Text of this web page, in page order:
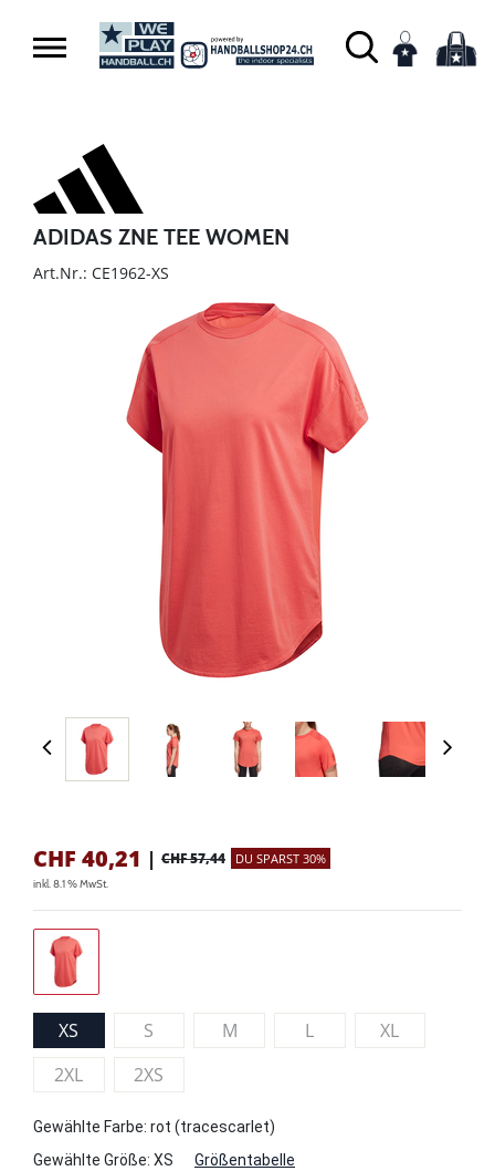
ADIDAS ZNE TEE WOMEN
Art.Nr.: CE1962-XS
CHF 40,21 | CHF 57,44 DU SPARST 30%
inkl. 8.1 % MwSt.
XS S M L
XL
2XL
2XS
Gewählte Farbe: rot (tracescarlet)
Gewählte Größe: XS Größentabelle